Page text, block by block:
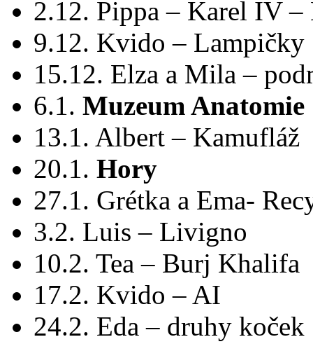
2.12. Pippa – Karel IV –
9.12. Kvido – Lampičky
15.12. Elza a Mila –
6.1. Muzeum Anatomie
13.1. Albert – Kamufláž
20.1. Hory
27.1. Grétka a Ema-
3.2. Luis – Livigno
10.2. Tea – Burj Khalifa
17.2. Kvido – AI
24.2. Eda – druhy koček